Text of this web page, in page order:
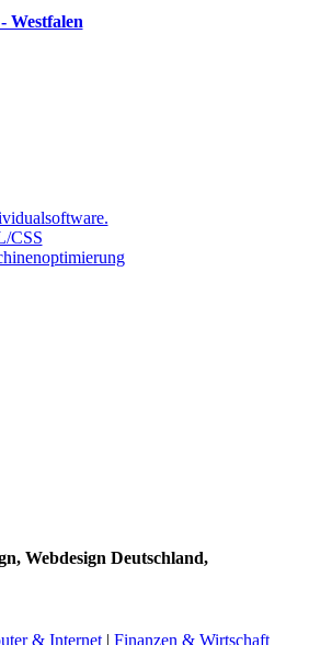
Westfalen
CSS
Webdesign Deutschland,
& Internet| Finanzen & Wirtschaft